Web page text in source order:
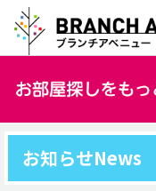
お知らせNews